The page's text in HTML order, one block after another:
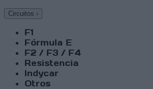
Circuitos ›
F1
Fórmula E
F2 / F3 / F4
Resistencia
Indycar
Otros